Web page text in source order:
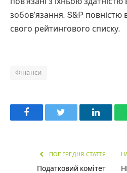
зобов’язання. S&P повністю
свого рейтингового списку.
Фінанси
Facebook
ПОПЕРЕДНЯ СТАТТЯ
Податковий комітет